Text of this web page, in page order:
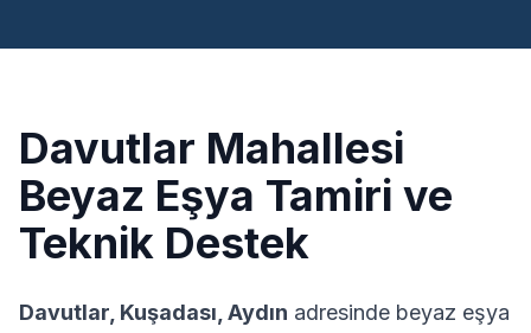
Davutlar Mahallesi
Beyaz Eşya Tamiri ve
Teknik Destek
Davutlar Kuşadası Aydın adresinde beyaz eşya